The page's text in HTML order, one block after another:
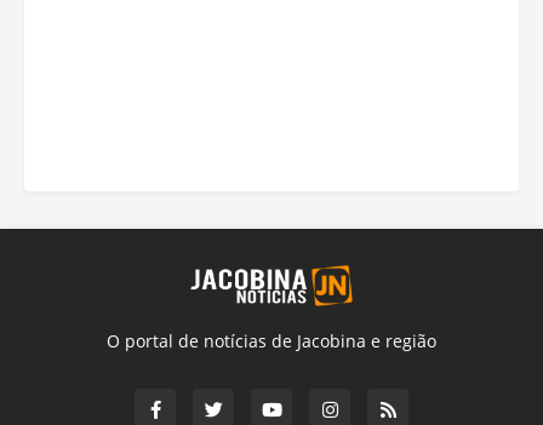
O portal de notícias de Jacobina e região